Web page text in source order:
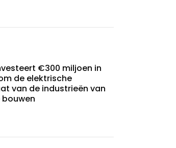
€300 miljoen in
de elektrische
van de industrieën van